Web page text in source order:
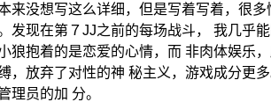
来没想写这么详细，但是写着写着，很
发现在第７JJ之前的每场战斗， 我几乎
狼抱着的是恋爱的心情，而 非肉体娱乐
，放弃了对性的神 秘主义，游戏成分更
员的加 分。